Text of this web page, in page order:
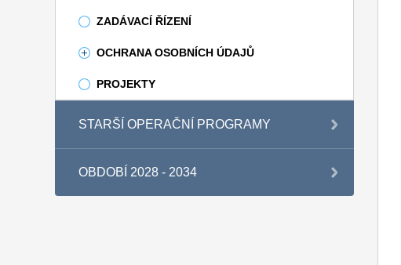
ZADÁVACÍ ŘÍZENÍ
OCHRANA OSOBNÍCH ÚDAJŮ
PROJEKTY
STARŠÍ OPERAČNÍ PROGRAMY
OBDOBÍ 2028 - 2034